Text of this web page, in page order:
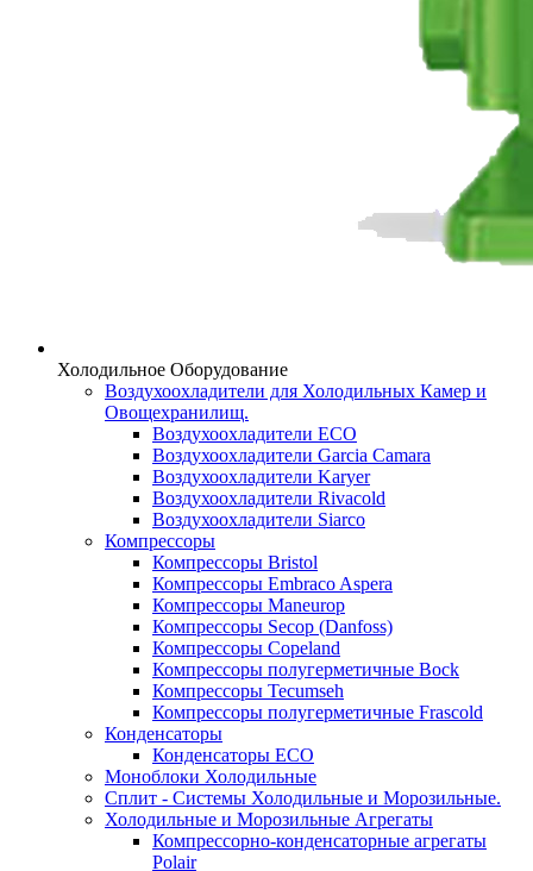
Холодильное Оборудование
Воздухоохладители для Холодильных Камер и
Овощехранилищ.
Воздухоохладители ECO
Воздухоохладители Garcia Camara
Воздухоохладители Karyer
Воздухоохладители Rivacold
Воздухоохладители Siarco
Компрессоры
Компрессоры Bristol
Компрессоры Embraco Aspera
Компрессоры Maneurop
Компрессоры Secop (Danfoss)
Компрессоры Copeland
Компрессоры полугерметичные Bock
Компрессоры Tecumseh
Компрессоры полугерметичные Frascold
Конденсаторы
Конденсаторы ECO
Моноблоки Холодильные
Сплит - Системы Холодильные и Морозильные.
Холодильные и Морозильные Агрегаты
Компрессорно-конденсаторные агрегаты
Polair